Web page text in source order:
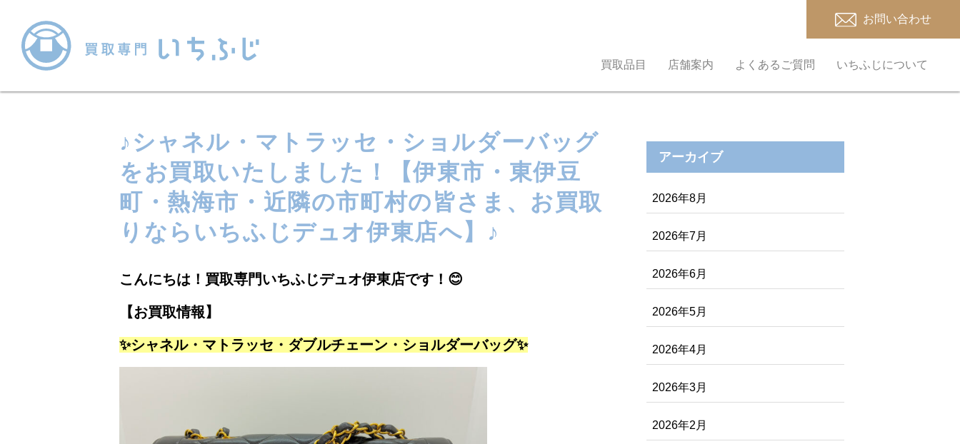
お問い合わせ
買取品目 店舗案内 よくあるご質問 いちふじについて
♪シャネル・マトラッセ・ショルダーバッグ
をお買取いたしました！【伊東市・東伊豆
町・熱海市・近隣の市町村の皆さま、お買取
りならいちふじデュオ伊東店へ】♪
こんにちは！買取専門いちふじデュオ伊東店です！😊
【お買取情報】
✨シャネル・マトラッセ・ダブルチェーン・ショルダーバッグ✨
アーカイブ
2026年8月
2026年7月
2026年6月
2026年5月
2026年4月
2026年3月
2026年2月